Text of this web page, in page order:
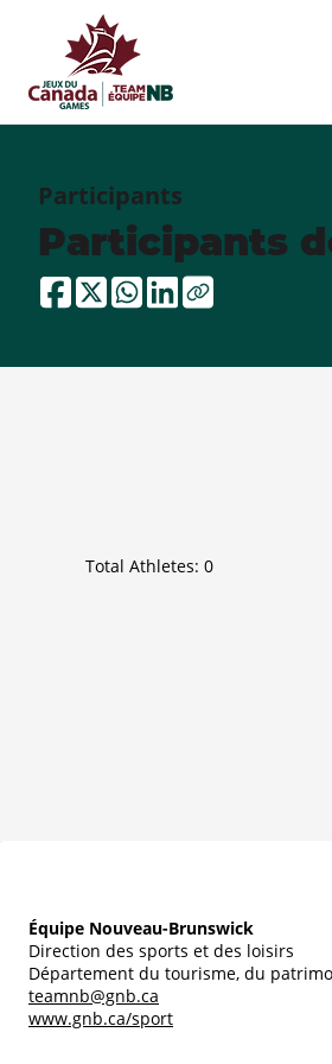
Participants
Participants
Total Athletes: 0
Équipe Nouveau-Brunswick
Direction des sports et des loisirs
Département du tourisme, du
teamnb@gnb.ca
www.gnb.ca/sport